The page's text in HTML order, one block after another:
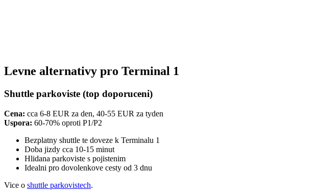
Levne alternativy pro Terminal 1
Shuttle parkoviste (top doporuceni)
Cena: cca 6-8 EUR za den, 40-55 EUR za tyden
Uspora: 60-70% oproti P1/P2
Bezplatny shuttle te doveze k Terminalu 1
Doba jizdy cca 10-15 minut
Hlidana parkoviste s pojistenim
Idealni pro dovolenkove cesty od 3 dnu
Vice o shuttle parkovistech.